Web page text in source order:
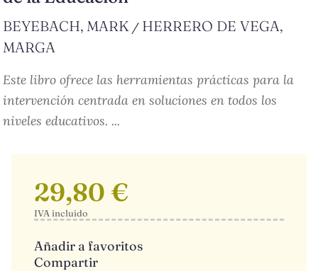
BEYEBACH, MARK / HERRERO DE VEGA,
MARGA
Este libro ofrece las herramientas prácticas para la
intervención centrada en soluciones en todos los
niveles educativos. ...
29,80 €
IVA incluido
Añadir a favoritos
Compartir